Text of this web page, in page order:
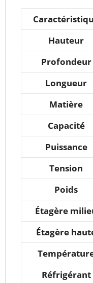
Hauteur
Profondeur
Longueur
Matière
Capacité
Puissance
Tension
Poids
Étagère
Étagère
Réfrigérant